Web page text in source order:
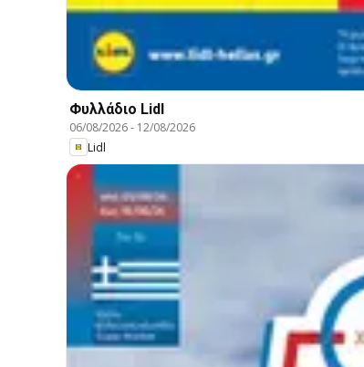
Φυλλάδιο Lidl
06/08/2026- 12/08/2026
Lidl